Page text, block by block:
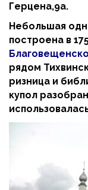
Герцена,9а.
Небольшая
построена в
рядом
ризница и
купол